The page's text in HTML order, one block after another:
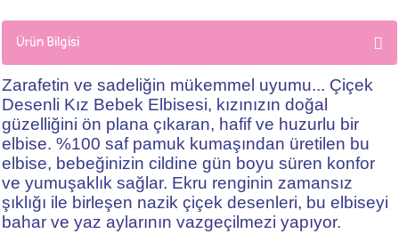
Ürün Bilgisi
Zarafetin ve sadeliğin mükemmel uyumu... Çiçek
Desenli Kız Bebek Elbisesi, kızınızın doğal
güzelliğini ön plana çıkaran, hafif ve huzurlu bir
elbise. %100 saf pamuk kumaşından üretilen bu
elbise, bebeğinizin cildine gün boyu süren konfor
ve yumuşaklık sağlar. Ekru renginin zamansız
şıklığı ile birleşen nazik çiçek desenleri, bu elbiseyi
bahar ve yaz aylarının vazgeçilmezi yapıyor.